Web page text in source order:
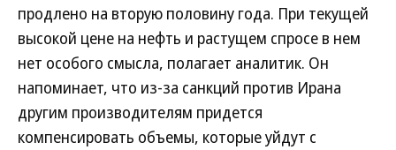
продлено на вторую половину года. При текущей
высокой цене на нефть и растущем спросе в нем
нет особого смысла, полагает аналитик. Он
напоминает, что из-за санкций против Ирана
другим производителям придется
компенсировать объемы, которые уйдут с